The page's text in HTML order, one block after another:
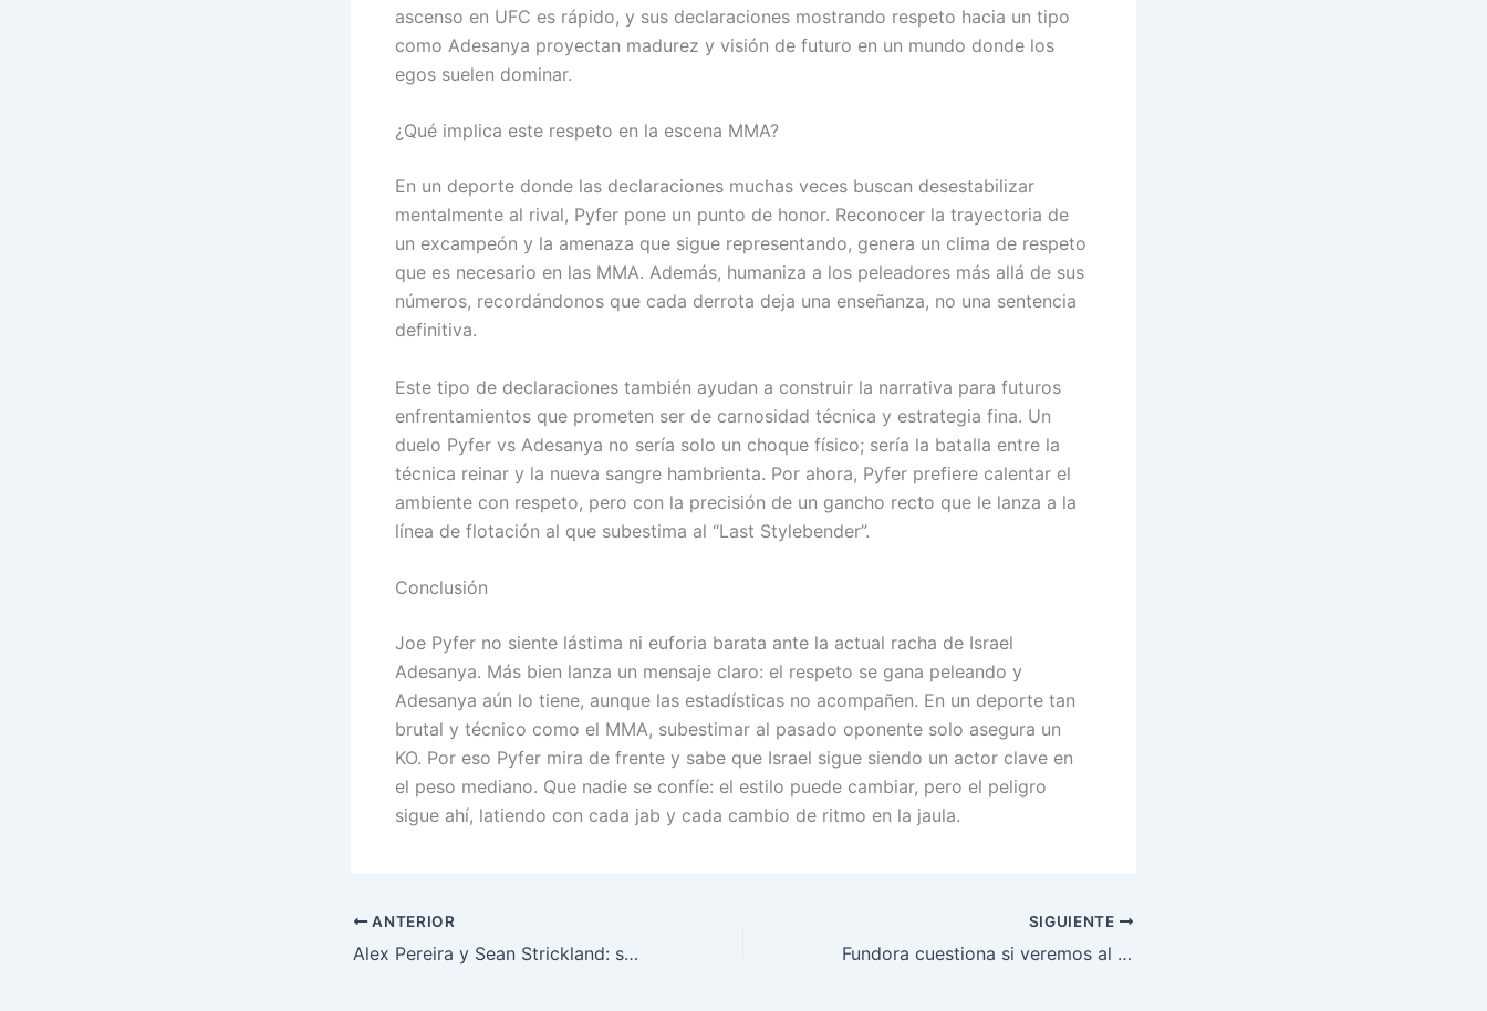
ascenso en UFC es rápido, y sus declaraciones mostrando respeto hacia un tipo
como Adesanya proyectan madurez y visión de futuro en un mundo donde los
egos suelen dominar.
¿Qué implica este respeto en la escena MMA?
En un deporte donde las declaraciones muchas veces buscan desestabilizar
mentalmente al rival, Pyfer pone un punto de honor. Reconocer la trayectoria de
un excampeón y la amenaza que sigue representando, genera un clima de respeto
que es necesario en las MMA. Además, humaniza a los peleadores más allá de sus
números, recordándonos que cada derrota deja una enseñanza, no una sentencia
definitiva.
Este tipo de declaraciones también ayudan a construir la narrativa para futuros
enfrentamientos que prometen ser de carnosidad técnica y estrategia fina. Un
duelo Pyfer vs Adesanya no sería solo un choque físico; sería la batalla entre la
técnica reinar y la nueva sangre hambrienta. Por ahora, Pyfer prefiere calentar el
ambiente con respeto, pero con la precisión de un gancho recto que le lanza a la
línea de flotación al que subestima al “Last Stylebender”.
Conclusión
Joe Pyfer no siente lástima ni euforia barata ante la actual racha de Israel
Adesanya. Más bien lanza un mensaje claro: el respeto se gana peleando y
Adesanya aún lo tiene, aunque las estadísticas no acompañen. En un deporte tan
brutal y técnico como el MMA, subestimar al pasado oponente solo asegura un
KO. Por eso Pyfer mira de frente y sabe que Israel sigue siendo un actor clave en
el peso mediano. Que nadie se confíe: el estilo puede cambiar, pero el peligro
sigue ahí, latiendo con cada jab y cada cambio de ritmo en la jaula.
ANTERIOR
Alex Pereira y Sean Strickland: sparring brutal acaba en KO
SIGUIENTE
Fundora cuestiona si veremos al auténtico Mayweather vs Pacquiao en revancha